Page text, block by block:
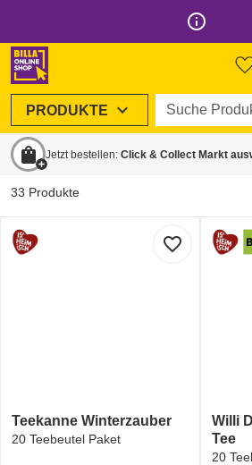
info_outline
PRODUKTE expand_more Suche
shopping_bag Jetzt bestellen: Click & Collect Markt
chevron_left Tee
Früchtetee
sort Filtern und
33 Produkte
favorite_border
Teekanne Winterzauber
20 Teebeutel Paket
Willi
Tee
20